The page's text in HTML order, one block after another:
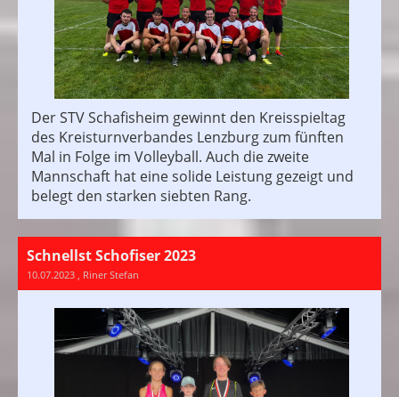
Der STV Schafisheim gewinnt den Kreisspieltag
des Kreisturnverbandes Lenzburg zum fünften
Mal in Folge im Volleyball. Auch die zweite
Mannschaft hat eine solide Leistung gezeigt und
belegt den starken siebten Rang.
Schnellst Schofiser 2023
10.07.2023 , Riner Stefan